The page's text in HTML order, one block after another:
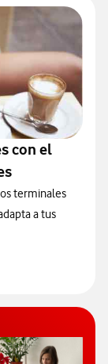
con el
terminales
a tus